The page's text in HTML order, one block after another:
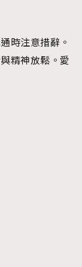
時注意措辭。
精神放鬆。愛